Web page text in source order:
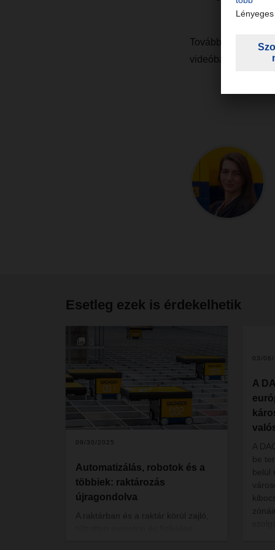
További
videóban:
https://
Esetleg ezek is érdekelhetik
09/30/2025
Automatizálás, robotok és a
többiek: raktározás
újragondolva
A raktárban és a raktár körül zajló,
03/
A
A
be
belül